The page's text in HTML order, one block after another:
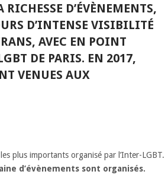
D’ÉVÈNEMENTS,
D’INTENSE VISIBILITÉ
AVEC EN POINT
DE PARIS. EN 2017,
VENUES AUX
plus importants organisé par l’Inter-LGBT.
d’évènements sont organisés.